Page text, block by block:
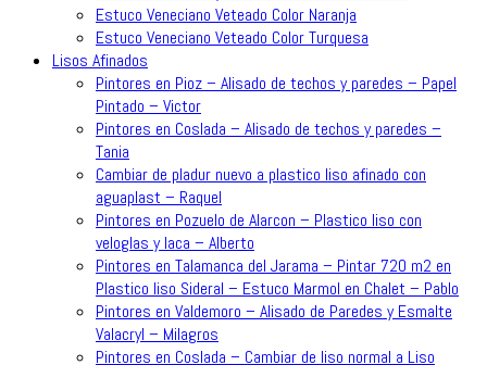
Estuco Veneciano Veteado Color Naranja
Estuco Veneciano Veteado Color Turquesa
Lisos Afinados
Pintores en Pioz – Alisado de techos y paredes – Papel
Pintado – Victor
Pintores en Coslada – Alisado de techos y paredes –
Tania
Cambiar de pladur nuevo a plastico liso afinado con
aguaplast – Raquel
Pintores en Pozuelo de Alarcon – Plastico liso con
veloglas y laca – Alberto
Pintores en Talamanca del Jarama – Pintar 720 m2 en
Plastico liso Sideral – Estuco Marmol en Chalet – Pablo
Pintores en Valdemoro – Alisado de Paredes y Esmalte
Valacryl – Milagros
Pintores en Coslada – Cambiar de liso normal a Liso